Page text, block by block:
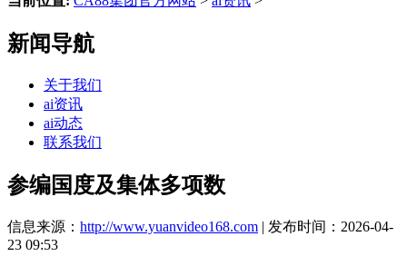
新闻导航
关于我们
ai资讯
ai动态
联系我们
参编国度及集体多项数
信息来源： http://www.yuanvideo168.com | 发布时间：2026-04-
23 09:53